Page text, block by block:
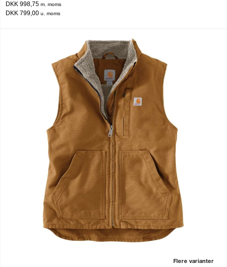
DKK 998,75 m. moms
DKK 799,00 u. moms
Flere varianter